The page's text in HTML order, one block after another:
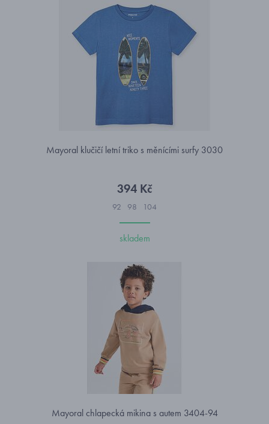
Mayoral klučičí letní triko s měnícími surfy 3030
394 Kč
92 98 104
skladem
Mayoral chlapecká mikina s autem 3404-94